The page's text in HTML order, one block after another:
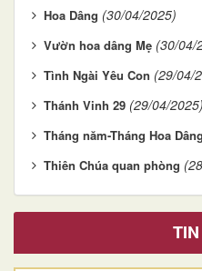
Hoa Dâng (30/04/2025)
Vườn hoa dâng Mẹ (30/04/
Tình Ngài Yêu Con (29/04/
Thánh Vinh 29 (29/04/2025)
Tháng năm-Tháng Hoa
Thiên Chúa quan phòng